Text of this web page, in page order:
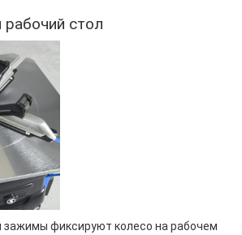
рабочий стол
зажимы фиксируют колесо на рабочем